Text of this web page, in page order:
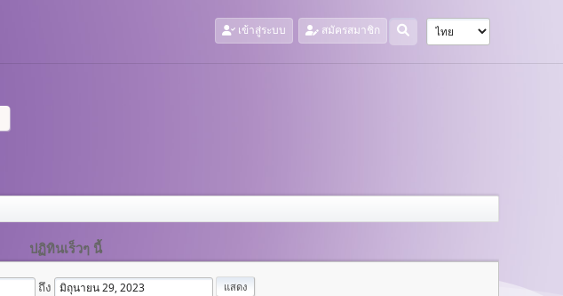
เข้าสู่ระบบ สมัครสมาชิก
ปฏิทินเร็วๆ นี้
ถึง